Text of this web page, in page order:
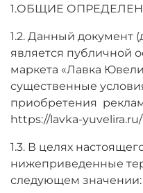
1.ОБЩИЕ
1.2. Данный документ
является публичной
маркета «Лавка
существенные
приобретения
https://lavka-
1.3. В целях
нижеприведенные
следующем значении: